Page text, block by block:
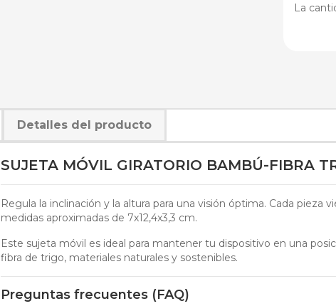
La
Detalles del producto
SUJETA MÓVIL GIRATORIO BAMBÚ-FIBRA
Regula la inclinación y la altura para una visión óptima. Cada pieza
medidas aproximadas de 7x12,4x3,3 cm.
Este sujeta móvil es ideal para mantener tu dispositivo en una
fibra de trigo, materiales naturales y sostenibles.
Preguntas frecuentes (FAQ)